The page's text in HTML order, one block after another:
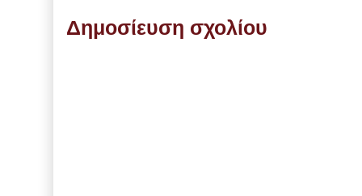
Δημοσίευση σχολίου